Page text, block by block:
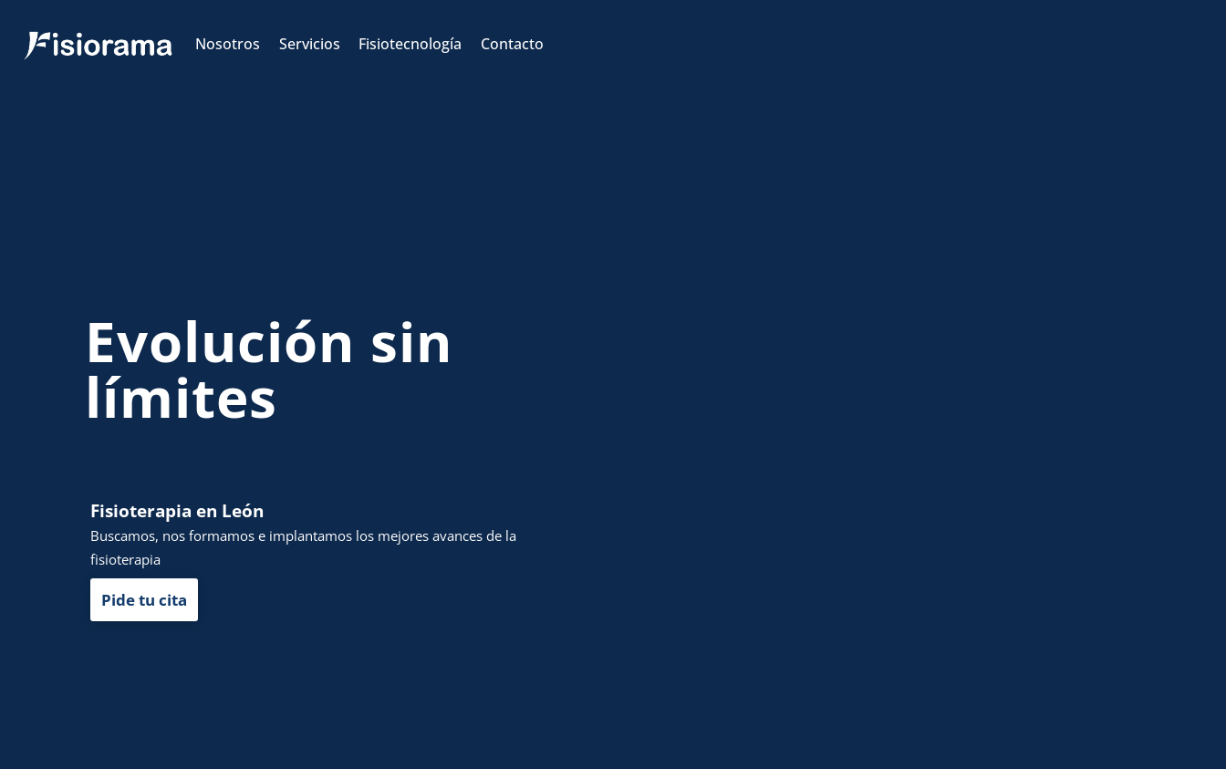
content
Nosotros Servicios Fisiotecnología Contacto
Evolución sin
límites
Fisioterapia en León
Buscamos, nos formamos e implantamos los mejores avances de la
fisioterapia
Pide tu cita